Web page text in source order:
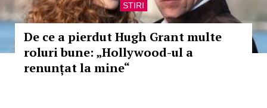
STIRI
De ce a pierdut Hugh Grant multe
roluri bune: „Hollywood-ul a
renunțat la mine“